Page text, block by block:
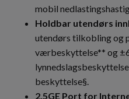
mobil
Holdbar utendørs
utendørs tilkobling og
værbeskyttelse** og
beskyttelse§.
2.5GE Port for